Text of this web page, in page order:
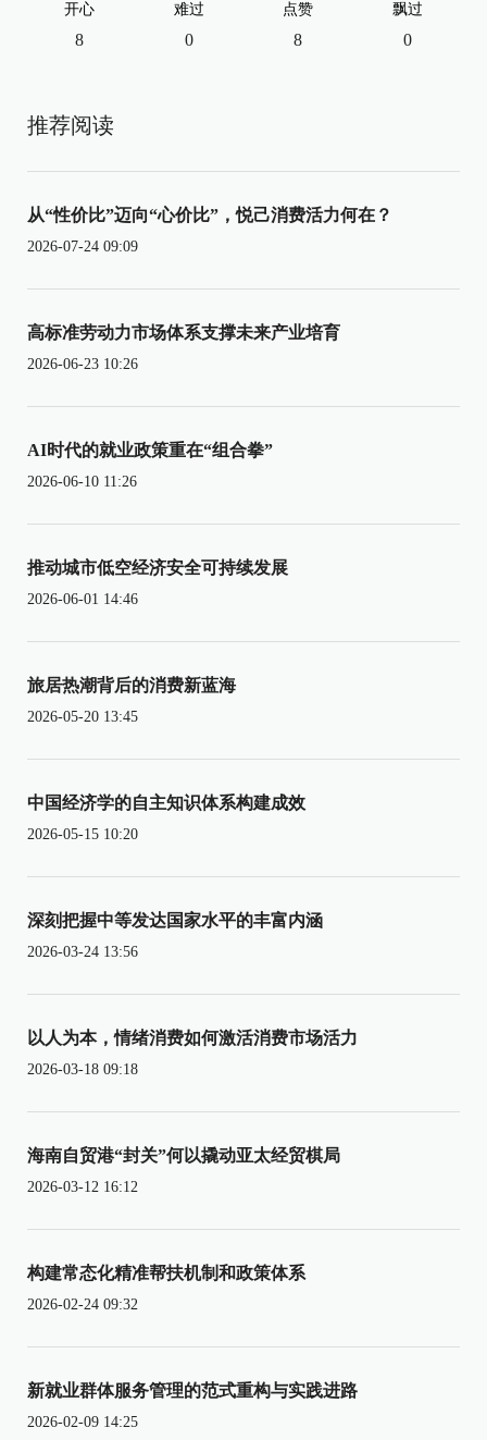
开心
8
难过
0
点赞
8
飘过
0
推荐阅读
从“性价比”迈向“心价比”，悦己消费活力何在？
2026-07-24 09:09
高标准劳动力市场体系支撑未来产业培育
2026-06-23 10:26
AI时代的就业政策重在“组合拳”
2026-06-10 11:26
推动城市低空经济安全可持续发展
2026-06-01 14:46
旅居热潮背后的消费新蓝海
2026-05-20 13:45
中国经济学的自主知识体系构建成效
2026-05-15 10:20
深刻把握中等发达国家水平的丰富内涵
2026-03-24 13:56
以人为本，情绪消费如何激活消费市场活力
2026-03-18 09:18
海南自贸港“封关”何以撬动亚太经贸棋局
2026-03-12 16:12
构建常态化精准帮扶机制和政策体系
2026-02-24 09:32
新就业群体服务管理的范式重构与实践进路
2026-02-09 14:25